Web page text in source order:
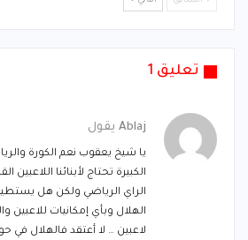
تعليق 1
Ablaj يقول
يا شيخ يعقوب نعم الكورة
الكبيرة تحتاج لأبنائنا
الراي الرياضي ولكن هل
الهلال وبأي إمكانيات للاعبين
لاعبين … لا أعتقد فالهلال في